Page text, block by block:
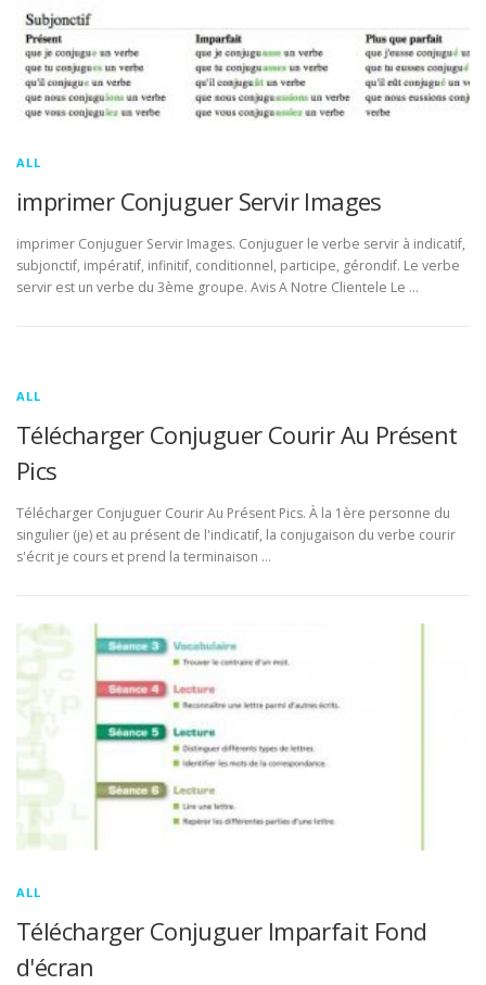
ALL
imprimer Conjuguer Servir Images
imprimer Conjuguer Servir Images. Conjuguer le verbe servir à indicatif,
subjonctif, impératif, infinitif, conditionnel, participe, gérondif. Le verbe
servir est un verbe du 3ème groupe. Avis A Notre Clientele Le …
ALL
Télécharger Conjuguer Courir Au Présent
Pics
Télécharger Conjuguer Courir Au Présent Pics. À la 1ère personne du
singulier (je) et au présent de l'indicatif, la conjugaison du verbe courir
s'écrit je cours et prend la terminaison …
ALL
Télécharger Conjuguer Imparfait Fond
d'écran